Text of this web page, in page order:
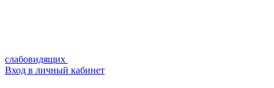
слабовидящих
Вход в личный кабинет